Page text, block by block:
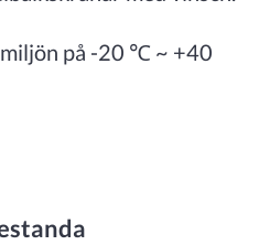
på -20 ℃ ~ +40